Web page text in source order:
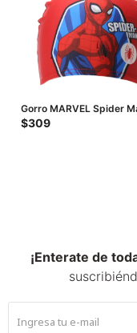
Gorro MARVEL Spider
Rojo
$309
¡Enterate de